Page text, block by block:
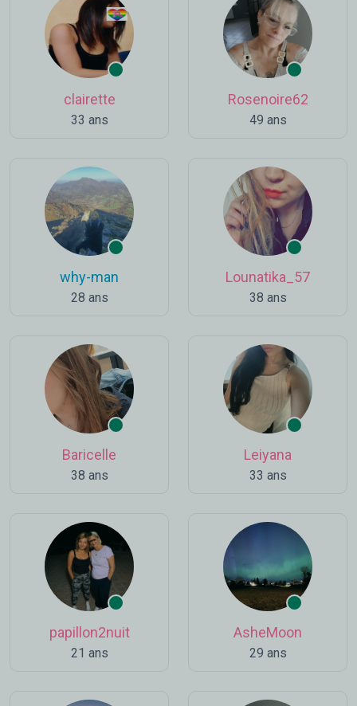
clairette
33 ans
Rosenoire62
49 ans
why-man
28 ans
Lounatika_57
38 ans
Baricelle
38 ans
Leiyana
33 ans
papillon2nuit
21 ans
AsheMoon
29 ans